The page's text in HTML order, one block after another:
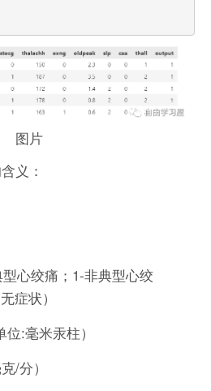
图片
义：
心绞痛；1-非典型心绞
症状）
:毫米汞柱）
/分）